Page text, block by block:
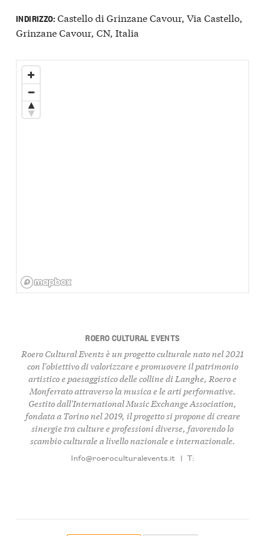
INDIRIZZO:Castello di Grinzane Cavour, Via Castello,
Grinzane Cavour, CN, Italia
ROERO CULTURAL EVENTS
Roero Cultural Eventsè un progetto culturale nato nel 2021
con l'obiettivo di valorizzare e promuovere il patrimonio
artistico e paesaggistico delle colline di Langhe, Roero e
Monferrato attraverso la musica e le arti performative.
Gestito dall'International Music Exchange Association,
fondata a Torino nel 2019, il progetto si propone di creare
sinergie tra culture e professioni diverse, favorendo lo
scambio culturale a livello nazionale e internazionale.
Info@roeroculturalevents.it | T: